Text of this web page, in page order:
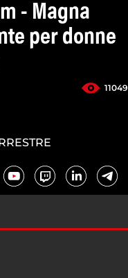
- Magna
per donne
11049